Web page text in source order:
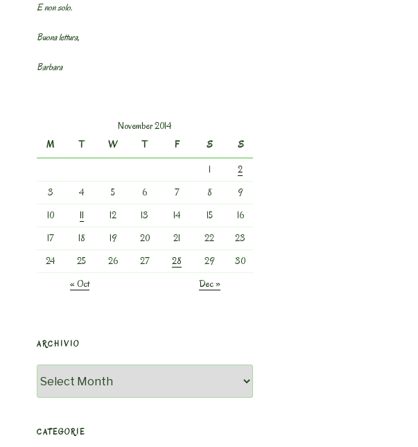
E non solo.
Buona lettura,
Barbara
November 2014
M
T W T F S
S
1
2
3
4 5 6 7 8
9
10
11 12 13 14 15
16
17
18 19 20 21 22
23
24
25 26 27 28 29
30
« Oct
Dec »
ARCHIVIO
CATEGORIE